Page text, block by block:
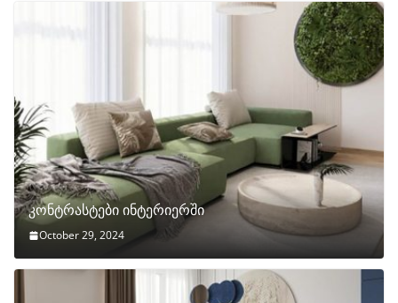
კონტრასტები ინტერიერში
October 29, 2024